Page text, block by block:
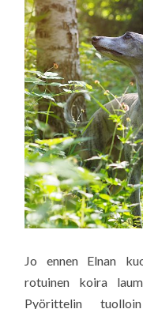
Jo ennen Elnan
rotuinen koira
Pyörittelin